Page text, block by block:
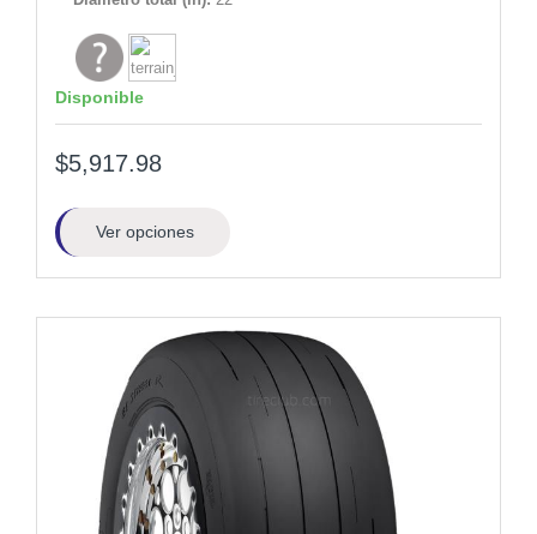
Disponible
$5,917.98
Ver opciones